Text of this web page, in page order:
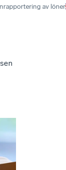
av löner